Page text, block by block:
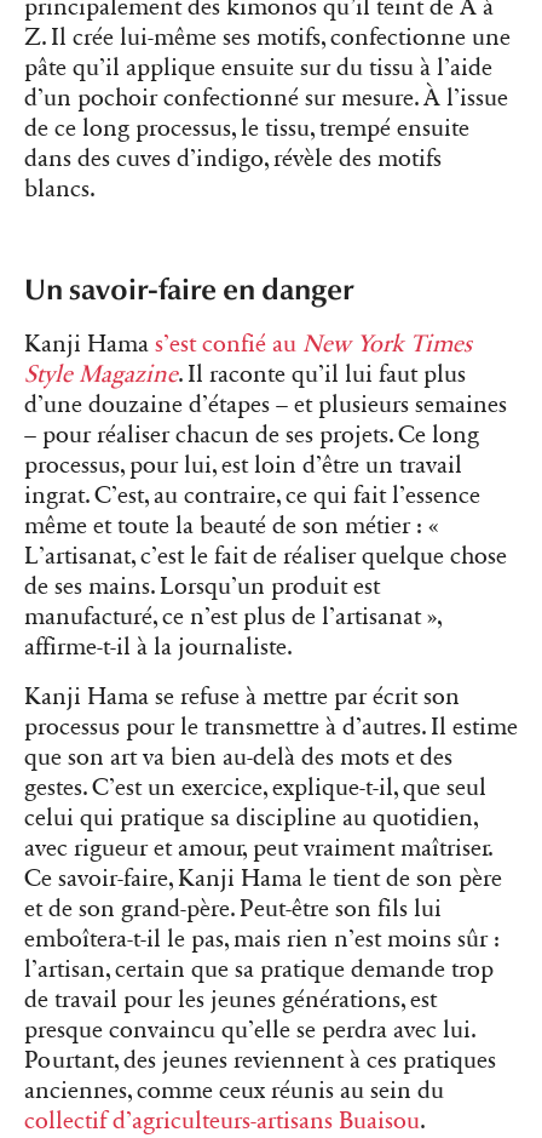
principalement des kimonos qu’il teint de A à
Z. Il crée lui-même ses motifs, confectionne une
pâte qu’il applique ensuite sur du tissu à l’aide
d’un pochoir confectionné sur mesure. À l’issue
de ce long processus, le tissu, trempé ensuite
dans des cuves d’indigo, révèle des motifs
blancs.
Un savoir-faire en danger
Kanji Hama s’est confié au New York Times
Style Magazine. Il raconte qu’il lui faut plus
d’une douzaine d’étapes – et plusieurs semaines
– pour réaliser chacun de ses projets. Ce long
processus, pour lui, est loin d’être un travail
ingrat. C’est, au contraire, ce qui fait l’essence
même et toute la beauté de son métier : «
L’artisanat, c’est le fait de réaliser quelque chose
de ses mains. Lorsqu’un produit est
manufacturé, ce n’est plus de l’artisanat »,
affirme-t-il à la journaliste.
Kanji Hama se refuse à mettre par écrit son
processus pour le transmettre à d’autres. Il estime
que son art va bien au-delà des mots et des
gestes. C’est un exercice, explique-t-il, que seul
celui qui pratique sa discipline au quotidien,
avec rigueur et amour, peut vraiment maîtriser.
Ce savoir-faire, Kanji Hama le tient de son père
et de son grand-père. Peut-être son fils lui
emboîtera-t-il le pas, mais rien n’est moins sûr :
l’artisan, certain que sa pratique demande trop
de travail pour les jeunes générations, est
presque convaincu qu’elle se perdra avec lui.
Pourtant, des jeunes reviennent à ces pratiques
anciennes, comme ceux réunis au sein du
collectif d’agriculteurs-artisans Buaisou.